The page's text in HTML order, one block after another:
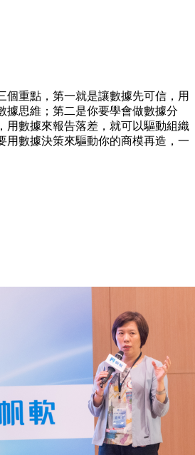
個重點，第一就是讓數據先可信，用
據思維；第二是你要學會做數據分
用數據來報告落差，就可以驅動組織
用數據決策來驅動你的商模再造，一